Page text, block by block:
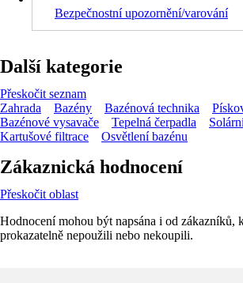
Bezpečnostní upozornění/varování
Další kategorie
Přeskočit seznam
Zahrada
Bazény Bazénová technika
Bazénové vysavače
Tepelná čerpadla
Kartušové filtrace
Osvětlení bazénu
Zákaznická hodnocení
Přeskočit oblast
Hodnocení mohou být napsána i od zákazníků,
prokazatelně nepoužili nebo nekoupili.